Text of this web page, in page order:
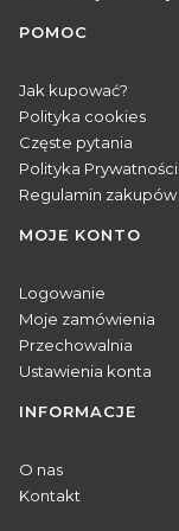
POMOC
Jak kupować?
Polityka cookies
Częste pytania
Polityka Prywatności
Regulamin zakupów
MOJE KONTO
Logowanie
Moje zamówienia
Przechowalnia
Ustawienia konta
INFORMACJE
O nas
Kontakt